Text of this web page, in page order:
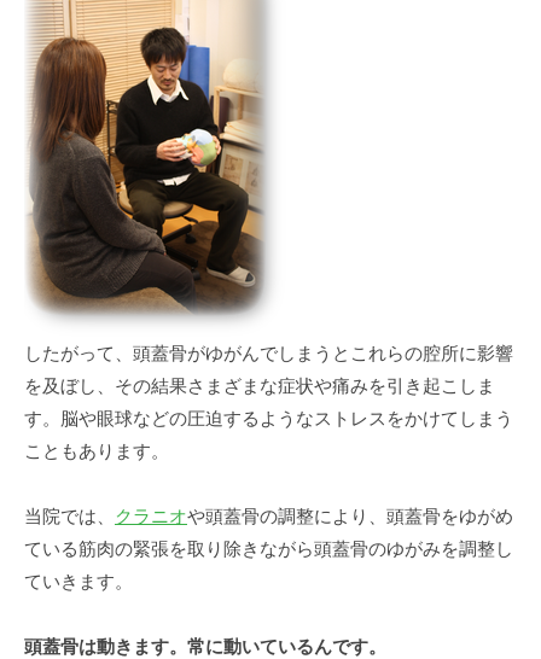
したがって、頭蓋骨がゆがんでしまうとこれらの腔所に影響
を及ぼし、その結果さまざまな症状や痛みを引き起こしま
す。脳や眼球などの圧迫するようなストレスをかけてしまう
こともあります。
当院では、 クラニオや頭蓋骨の調整により、頭蓋骨をゆがめ
ている筋肉の緊張を取り除きながら頭蓋骨のゆがみを調整し
ていきます。
頭蓋骨は動きます。常に動いているんです。